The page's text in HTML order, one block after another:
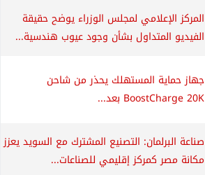
المركز الإعلامي لمجلس الوزراء يوضح حقيقة
الفيديو المتداول بشأن وجود عيوب هندسية...
جهاز حماية المستهلك يحذر من شاحن
BoostCharge 20K بعد...
صناعة البرلمان: التصنيع المشترك مع السويد يعزز
مكانة مصر كمركز إقليمي للصناعات...